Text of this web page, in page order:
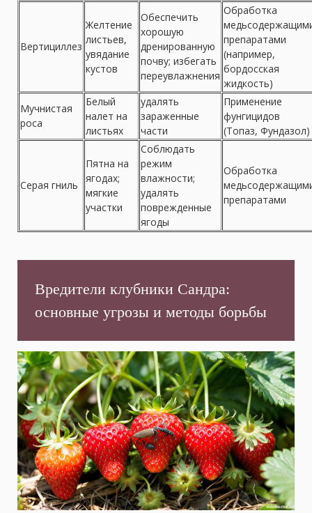
Вертициллез
Желтение
листьев,
увядание
кустов
Обеспечить
хорошую
дренированную
почву; избегать
переувлажнения
Обработка
препаратами
(например,
бордосская
жидкость)
Мучнистая
роса
Белый
налет на
листьях
удалять
зараженные
части
Применение
фунгицидов
(Топаз, Фундазол)
Серая гниль
Пятна на
ягодах;
мягкие
участки
Соблюдать
режим
влажности;
удалять
поврежденные
ягоды
Обработка
препаратами
Вредители клубники Сандра:
основные угрозы и методы борьбы